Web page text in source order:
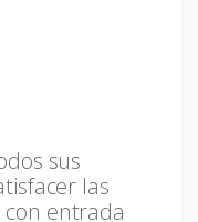
sus
las
con entrada